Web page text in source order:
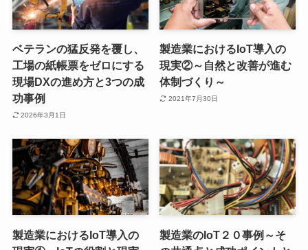
ベテランの猛反発を覆し、
工場の紙帳票をゼロにする
現場DXの進め方と3つの成
功事例
2026年3月1日
製造業におけるIoT導入の
現実②～自然と改善が進む
体制づくり～
2021年7月30日
製造業におけるIoT導入の
製造業のIoT２０事例～そ